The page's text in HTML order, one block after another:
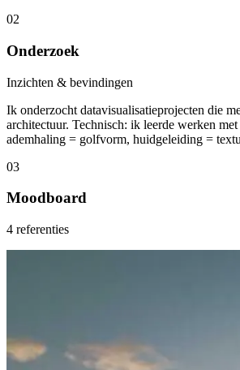
02
Onderzoek
Inzichten & bevindingen
Ik onderzocht datavisualisatieprojecten die
architectuur. Technisch: ik leerde werken
ademhaling = golfvorm, huidgeleiding =
03
Moodboard
4 referenties